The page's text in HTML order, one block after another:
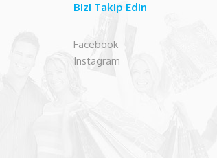
Bizi Takip Edin
Facebook
Instagram